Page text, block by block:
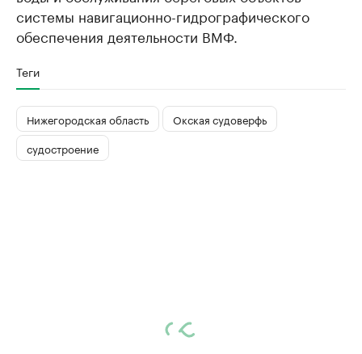
системы навигационно-гидрографического
обеспечения деятельности ВМФ.
Теги
Нижегородская область
Окская судоверфь
судостроение